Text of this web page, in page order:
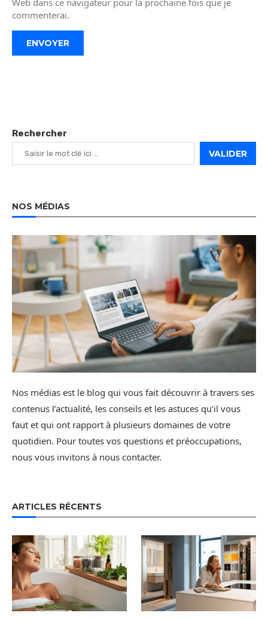
Web dans ce navigateur pour la prochaine fois que je
commenterai.
Rechercher
VALIDER
NOS MÉDIAS
Nos médias est le blog qui vous fait découvrir à travers ses
contenus l’actualité, les conseils et les astuces qu’il vous
faut et qui ont rapport à plusieurs domaines de votre
quotidien. Pour toutes vos questions et préoccupations,
nous vous invitons à nous contacter.
ARTICLES RÉCENTS